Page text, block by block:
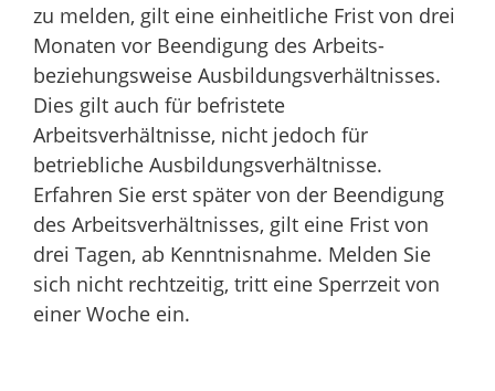
zu melden, gilt eine einheitliche Frist von drei
Monaten vor Beendigung des Arbeits-
beziehungsweise Ausbildungsverhältnisses.
Dies gilt auch für befristete
Arbeitsverhältnisse, nicht jedoch für
betriebliche Ausbildungsverhältnisse.
Erfahren Sie erst später von der Beendigung
des Arbeitsverhältnisses, gilt eine Frist von
drei Tagen, ab Kenntnisnahme. Melden Sie
sich nicht rechtzeitig, tritt eine Sperrzeit von
einer Woche ein.